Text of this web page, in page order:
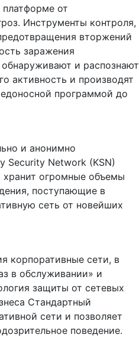
от
Инструменты контроля,
вторжений
заражения
и распознают
активность и производят
программой до
и анонимно
Security Network (KSN)
хранит огромные объемы
поступающие в
сеть от новейших
корпоративные сети, в
в обслуживании» и
защиты от сетевых
Стандартный
сети и позволяет
поведение.